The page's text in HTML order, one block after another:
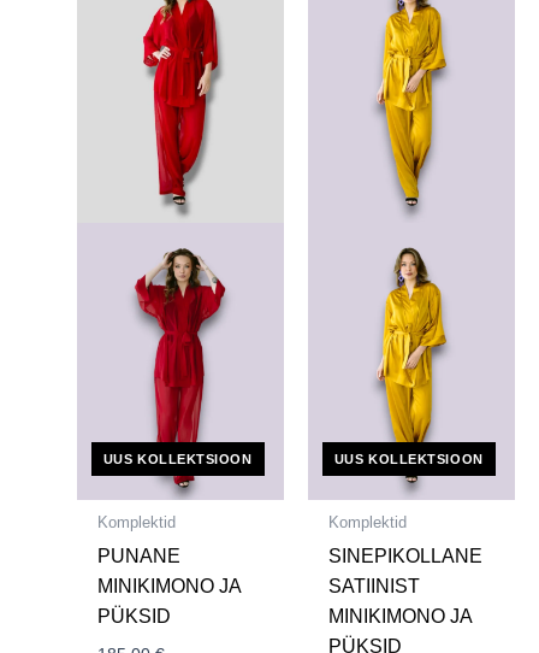
UUS KOLLEKTSIOON
Komplektid
PUNANE
MINIKIMONO JA
PÜKSID
UUS KOLLEKTSIOON
Komplektid
SINEPIKOLLANE
SATIINIST
MINIKIMONO JA
PÜKSID